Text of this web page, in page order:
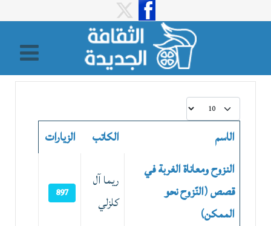
عدد الإظهارات:
المقالات
الاسم الكاتب
الزيارات
النزوح ومعاناة الغربة في
قصص (النّزوح نحو
الممكن)
ريما آل
كلزلي
897